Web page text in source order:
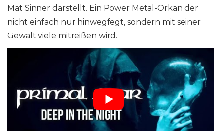
Mat Sinner darstellt. Ein Power Metal-Orkan der
nicht einfach nur hinwegfegt, sondern mit seiner
Gewalt viele mitreißen wird.